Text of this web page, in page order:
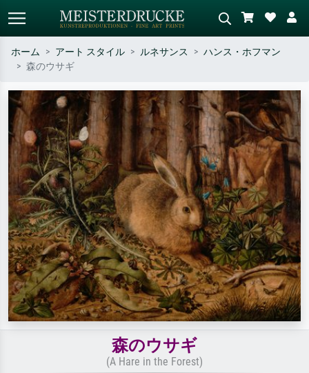
作家名・作品名・スタイルで検索
– 例：モネ、星月夜、印象派、北
斎の波、ヌード。
シーンを説明してください – 例：
緑の草原、赤の多い抽象画、暗い
油絵、木のそばの立ち姿のヌー
ド。
ホーム アート スタイル ルネサンス
ハンス・ホフマン
森のウサギ
森のウサギ
(A Hare in the Forest)